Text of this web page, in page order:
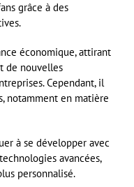
grâce à des
économique, attirant
de nouvelles
Cependant, il
notamment en matière
à se développer avec
avancées,
personnalisé.